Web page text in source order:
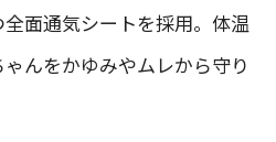
面通気シートを採用。体温
んをかゆみやムレから守り